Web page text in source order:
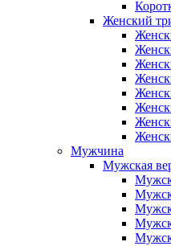
Женский
Мужчина
Мужская